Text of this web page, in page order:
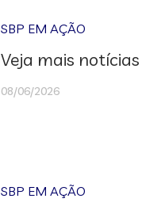
SBP EM AÇÃO
Veja mais notícias
08/06/2026
SBP EM AÇÃO